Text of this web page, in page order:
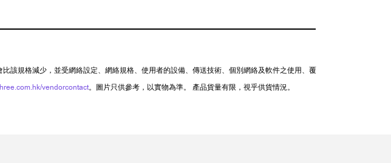
該規格減少，並受網絡設定、網絡規格、使用者的設備、傳送技術、個別網絡及軟件之使用、覆
vendorcontact。圖片只供參考，以實物為準。 產品貨量有限，視乎供貨情況。